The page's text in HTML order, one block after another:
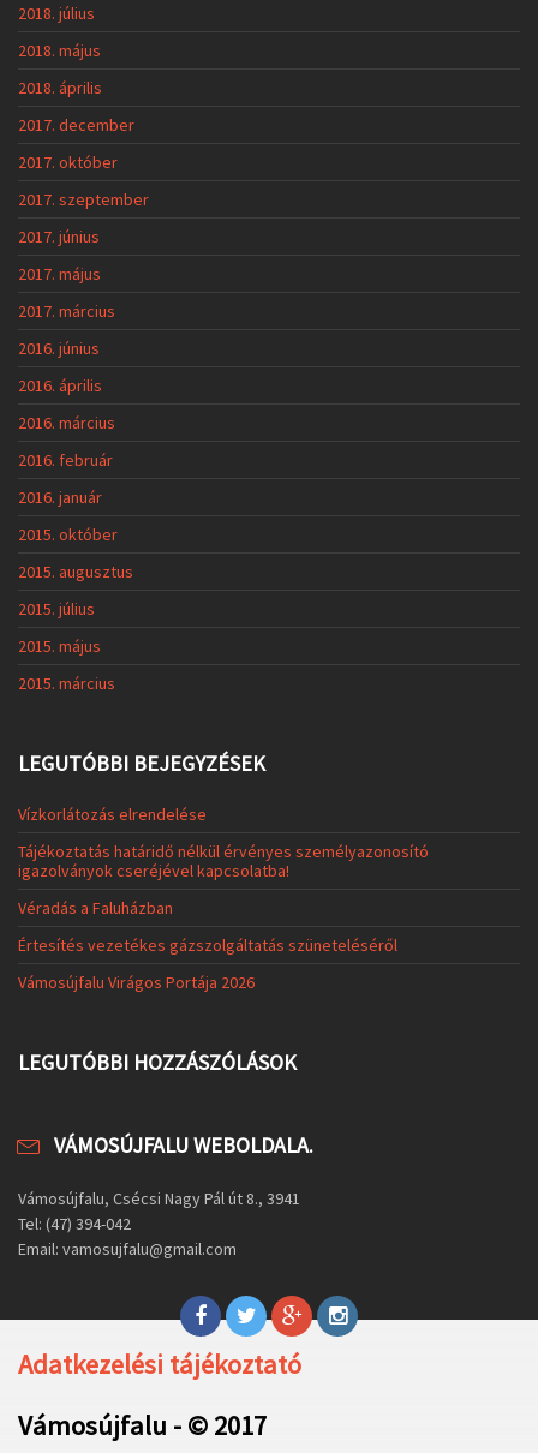
2018. július
2018. május
2018. április
2017. december
2017. október
2017. szeptember
2017. június
2017. május
2017. március
2016. június
2016. április
2016. március
2016. február
2016. január
2015. október
2015. augusztus
2015. július
2015. május
2015. március
LEGUTÓBBI BEJEGYZÉSEK
Vízkorlátozás elrendelése
Tájékoztatás határidő nélkül érvényes személyazonosító
igazolványok cseréjével kapcsolatba!
Véradás a Faluházban
Értesítés vezetékes gázszolgáltatás szüneteléséről
Vámosújfalu Virágos Portája 2026
LEGUTÓBBI HOZZÁSZÓLÁSOK
VÁMOSÚJFALU WEBOLDALA.
Vámosújfalu, Csécsi Nagy Pál út 8., 3941
Tel: (47) 394-042
Email: vamosujfalu@gmail.com
Adatkezelési tájékoztató
Vámosújfalu - © 2017